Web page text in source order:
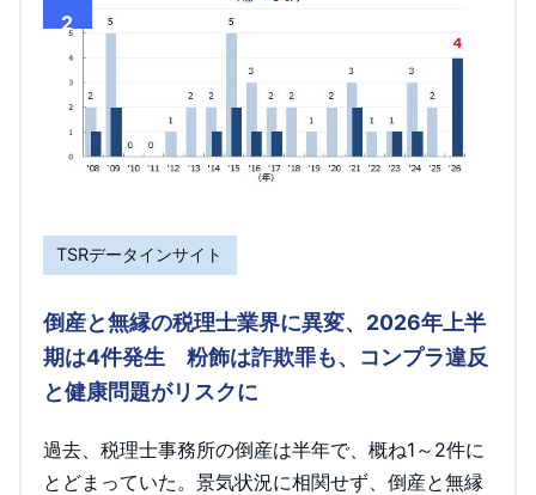
2
TSRデータインサイト
倒産と無縁の税理士業界に異変、2026年上半
期は4件発生 粉飾は詐欺罪も、コンプラ違反
と健康問題がリスクに
過去、税理士事務所の倒産は半年で、概ね1～2件に
とどまっていた。景気状況に相関せず、倒産と無縁